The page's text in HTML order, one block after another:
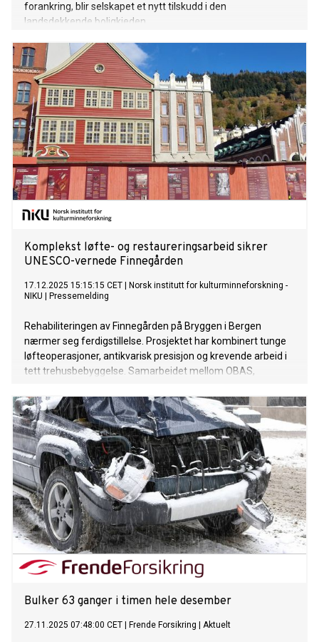
forankring, blir selskapet et nytt tilskudd i den
landsdekkende boligkjeden.
Komplekst løfte- og restaureringsarbeid sikrer
UNESCO-vernede Finnegården
17.12.2025 15:15:15 CET
Norsk institutt for kulturminneforskning -
NIKU
Pressemelding
Rehabiliteringen av Finnegården på Bryggen i Bergen
nærmer seg ferdigstillelse. Prosjektet har kombinert tunge
løfteoperasjoner, antikvarisk presisjon og krevende arbeid i
tett trehusbebyggelse. Samarbeidet mellom OBAS,
Bulker 63 ganger i timen hele desember
27.11.2025 07:48:00 CET Frende Forsikring Aktuelt